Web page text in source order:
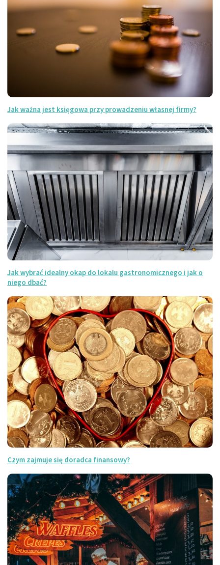
Jak ważna jest księgowa przy prowadzeniu własnej firmy?
Jak wybrać idealny okap do lokalu gastronomicznego i jak o
niego dbać?
Czym zajmuje się doradca finansowy?